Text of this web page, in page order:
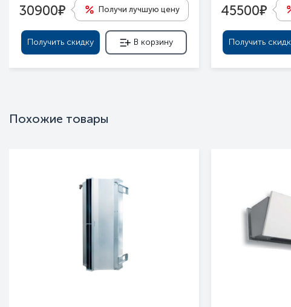
30900е Получи лучшую цену
Получить скидку В корзину
45500е
Получить
Похожие товары